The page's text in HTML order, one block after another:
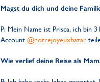
Magst du dich und deine
P: Mein Name ist Prisca, ich bin
Account @notrejoyeuxbazar
Wie verlief deine Reise als